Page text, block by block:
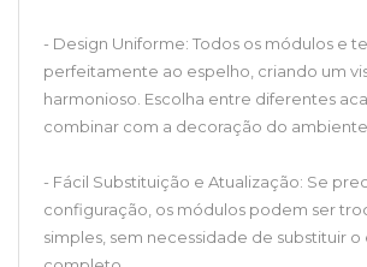
- Design Uniforme: Todos os módulos e
perfeitamente ao espelho, criando um
harmonioso. Escolha entre diferentes
combinar com a decoração do ambiente.
- Fácil Substituição e Atualização: Se
configuração, os módulos podem ser
simples, sem necessidade de substituir o